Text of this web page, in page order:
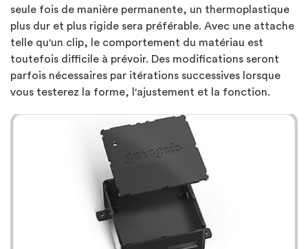
seule fois de manière permanente, un thermoplastique
plus dur et plus rigide sera préférable. Avec une attache
telle qu'un clip, le comportement du matériau est
toutefois difficile à prévoir. Des modifications seront
parfois nécessaires par itérations successives lorsque
vous testerez la forme, l'ajustement et la fonction.